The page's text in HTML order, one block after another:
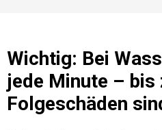
Wichtig: Bei
jede Minute – bis
Folgeschäden